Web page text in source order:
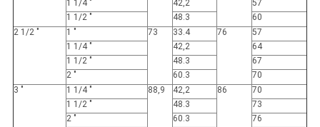
1 1/4 "
42,2
57
1 1/2 "
48.3
60
2 1/2 "
1 " 73 33.4 76
57
1 1/4 "
42,2
64
1 1/2 "
48.3
67
2 "
60.3
70
3 "
1 1/4 " 88,9 42,2 86
70
1 1/2 "
48.3
73
2 "
60.3
76